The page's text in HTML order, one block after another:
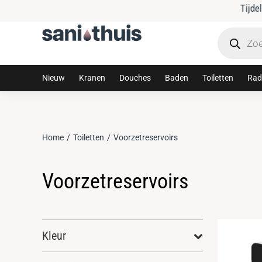
Nieuw Kranen Douches Baden Toiletten
Je bent hier:
Home Toiletten Voorzetreservoirs
Voorzetreservoirs
Kleur